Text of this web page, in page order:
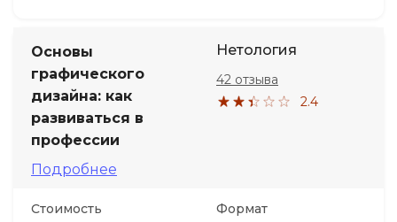
Основы
графического
дизайна: как
развиваться в
профессии
Подробнее
Нетология
2.4
42 отзыва
Стоимость Формат